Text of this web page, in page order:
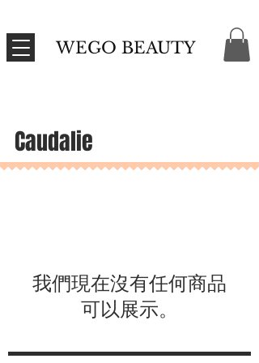
WEGO BEAUTY
Caudalie
我們現在沒有任何商品
可以展示。